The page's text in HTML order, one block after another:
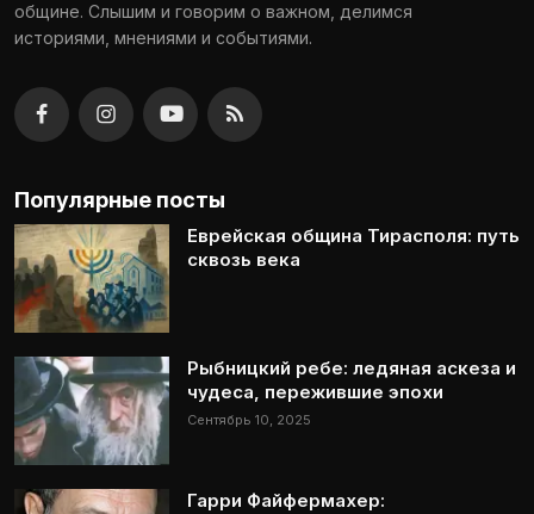
общине. Слышим и говорим о важном, делимся
историями, мнениями и событиями.
Популярные посты
Еврейская община Тирасполя: путь
сквозь века
Рыбницкий ребе: ледяная аскеза и
чудеса, пережившие эпохи
Сентябрь 10, 2025
Гарри Файфермахер: